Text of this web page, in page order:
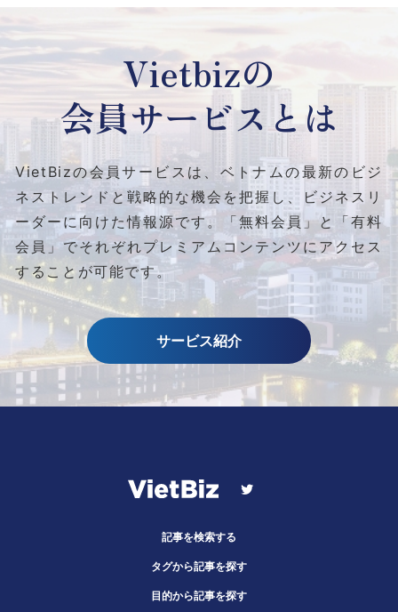
Vietbizの
会員サービスとは
VietBizの会員サービスは、ベトナムの最新のビジ
ネストレンドと戦略的な機会を把握し、ビジネスリ
ーダーに向けた情報源です。
「無料会員」と「有料
会員」でそれぞれプレミアムコンテンツにアクセス
することが可能です。
サービス紹介
記事を検索する
タグから記事を探す
目的から記事を探す